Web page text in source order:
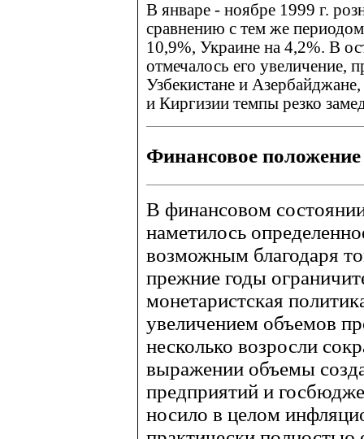
В январе - ноябре 1999 г.
сравнению с тем же
10,9%, Украине на 4,2%. В
отмечалось его увеличение,
Узбекистане и
и Киргизии темпы резко
Финансовое положение
В финансовом
наметилось
возможным благодаря
прежние годы
монетаристская
увеличением объемов
несколько возросли
выражении объемы
предприятий и
носило в целом